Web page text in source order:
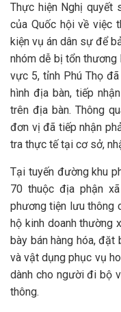
Thực hiện Nghị
của Quốc hội về việc
kiện vụ án dân sự để
nhóm dễ bị tổn thương
vực 5, tỉnh Phú Thọ
hình địa bàn, tiếp
trên địa bàn. Thông
đơn vị đã tiếp nhận
tra thực tế tại cơ sở,
Tại tuyến đường khu
70 thuộc địa phận
phương tiện lưu thông
hộ kinh doanh thường
bày bán hàng hóa, đặt
và vật dụng phục vụ
dành cho người đi bộ
thông.